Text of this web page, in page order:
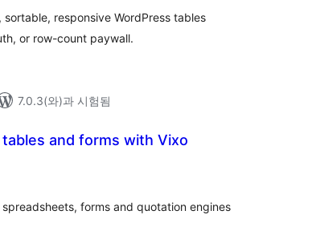
responsive WordPress tables
or row-count paywall.
7.0.3(와)과 시험됨
and forms with Vixo
forms and quotation engines